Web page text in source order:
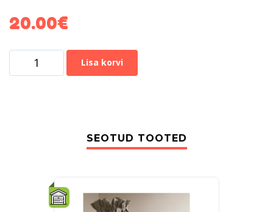
20.00€
Lisa korvi
SEOTUD TOOTED